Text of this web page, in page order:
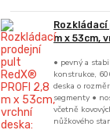
Rozkládací
m x 53cm,
• pevný a
konstrukce,
deska o
segmenty •
včetně
nůžkového